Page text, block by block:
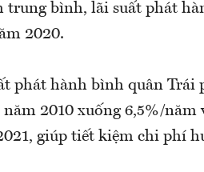
trung bình, lãi suất phát
2020.
phát hành bình quân Trái
2010 xuống 6,5%/năm
giúp tiết kiệm chi phí